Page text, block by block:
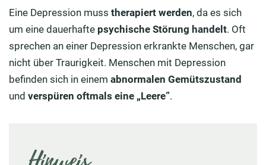
Eine Depression muss therapiert werden, da es sich
um eine dauerhafte psychische Störung handelt. Oft
sprechen an einer Depression erkrankte Menschen, gar
nicht über Traurigkeit. Menschen mit Depression
befinden sich in einem abnormalen Gemütszustand
und verspüren oftmals eine „Leere”.